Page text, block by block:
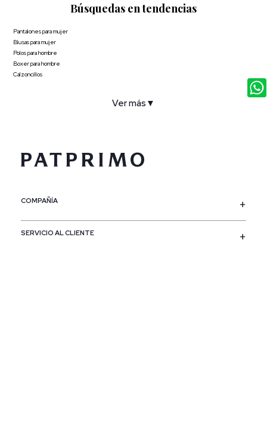
Búsquedas en tendencias
Pantalones para mujer
Blusas para mujer
Polos para hombre
Boxer para hombre
Calzoncillos
Ver más ▼
COMPAÑÍA
SERVICIO AL CLIENTE